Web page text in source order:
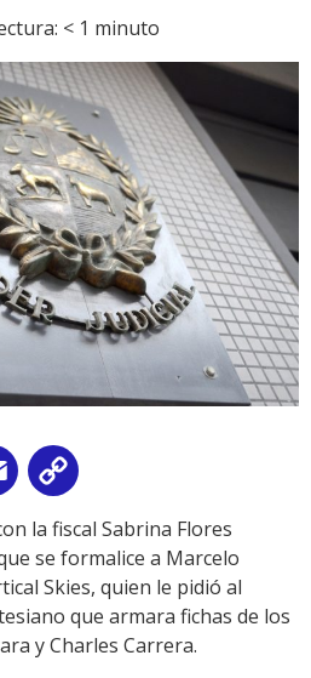
< 1 minuto
Email
Link
la fiscal Sabrina Flores
se formalice a Marcelo
Skies, quien le pidió al
que armara fichas de los
y Charles Carrera.